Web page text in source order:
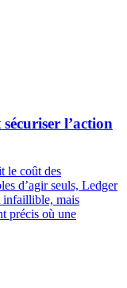
l’action
le coût des
d’agir seuls, Ledger
infaillible, mais
précis où une